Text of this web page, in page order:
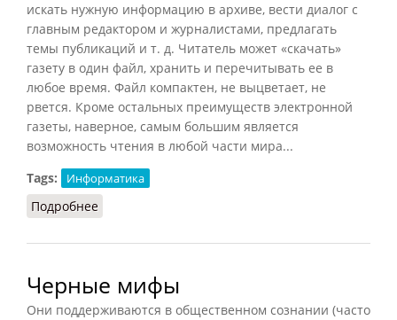
искать нужную информацию в архиве, вести диалог с
главным редактором и журналистами, предлагать
темы публикаций и т. д. Читатель может «скачать»
газету в один файл, хранить и перечитывать ее в
любое время. Файл компактен, не выцветает, не
рвется. Кроме остальных преимуществ электронной
газеты, наверное, самым большим является
возможность чтения в любой части мира...
Tags:
Информатика
Подробнее
Черные мифы
Они поддерживаются в общественном сознании (часто